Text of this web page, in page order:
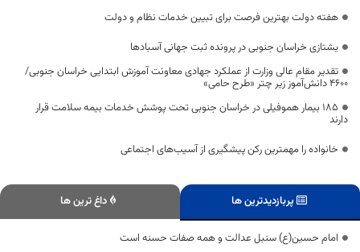
هفته دولت بهترین فرصت برای تبیین خدمات نظام و دولت
یشتازی خراسان جنوبی در پرونده ثبت جهانی آسبادها
تقدیر مقام عالی وزارت از عملکرد جهادی معاونت آموزش ابتدایی خراسان جنوبی/
۴۶۰۰ دانش‌آموز زیر چتر «طرح حامی»
۱۸۵ بیمار هموفیلی در خراسان جنوبی تحت پوشش خدمات بیمه سلامت قرار
دارند
خانواده را مهمترین رکن پیشگیری از آسیب‌های اجتماعی
پربازدیدترین ها داغ ترین ها
امام حسین(ع) سنبل عدالت و همه صفات حسنه است